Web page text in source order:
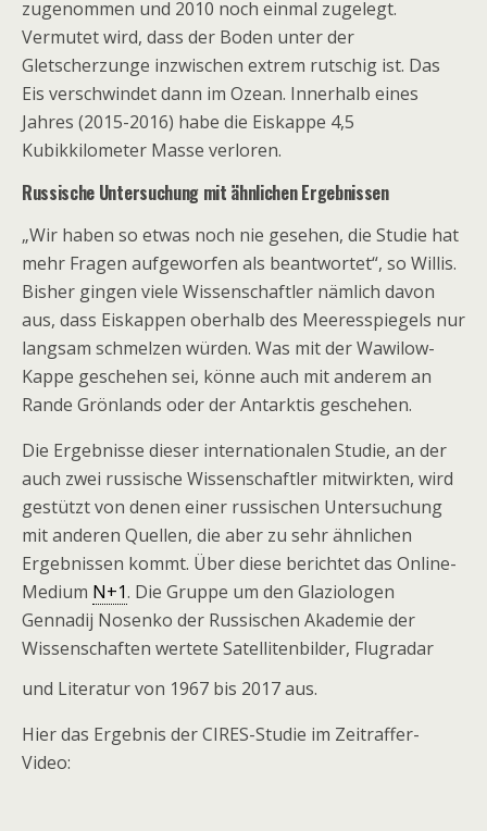
zugenommen und 2010 noch einmal zugelegt.
Vermutet wird, dass der Boden unter der
Gletscherzunge inzwischen extrem rutschig ist. Das
Eis verschwindet dann im Ozean. Innerhalb eines
Jahres (2015-2016) habe die Eiskappe 4,5
Kubikkilometer Masse verloren.
Russische Untersuchung mit ähnlichen Ergebnissen
„Wir haben so etwas noch nie gesehen, die Studie hat
mehr Fragen aufgeworfen als beantwortet“, so Willis.
Bisher gingen viele Wissenschaftler nämlich davon
aus, dass Eiskappen oberhalb des Meeresspiegels nur
langsam schmelzen würden. Was mit der Wawilow-
Kappe geschehen sei, könne auch mit anderem an
Rande Grönlands oder der Antarktis geschehen.
Die Ergebnisse dieser internationalen Studie, an der
auch zwei russische Wissenschaftler mitwirkten, wird
gestützt von denen einer russischen Untersuchung
mit anderen Quellen, die aber zu sehr ähnlichen
Ergebnissen kommt. Über diese berichtet das Online-
Medium N+1. Die Gruppe um den Glaziologen
Gennadij Nosenko der Russischen Akademie der
Wissenschaften wertete Satellitenbilder, Flugradar
und Literatur von 1967 bis 2017 aus.
Hier das Ergebnis der CIRES-Studie im Zeitraffer-
Video: